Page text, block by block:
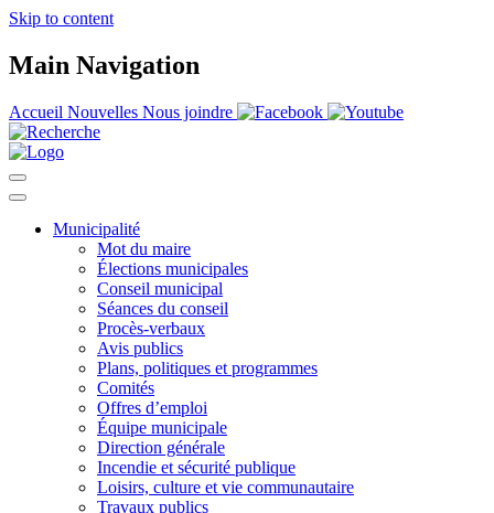
Skip to content
Main Navigation
Accueil Nouvelles Nous joindre
Municipalité
Mot du maire
Élections municipales
Conseil municipal
Séances du conseil
Procès-verbaux
Avis publics
Plans, politiques et programmes
Comités
Offres d’emploi
Équipe municipale
Direction générale
Incendie et sécurité publique
Loisirs, culture et vie communautaire
Travaux publics